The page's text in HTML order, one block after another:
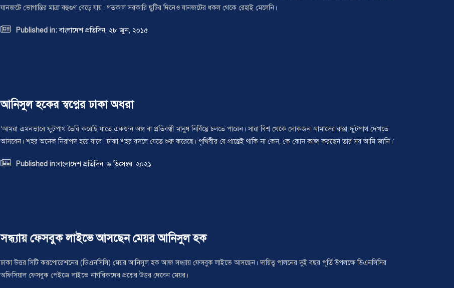
যানজটে ভোগান্তির মাত্রা বহুগুণ বেড়ে যায়। গতকাল সরকারি ছুটির দিনেও যানজটের ধকল থেকে রেহাই মেলেনি।
 Published in:বাংলাদেশ প্রতিদিন, ২৮ জুন, ২০১৫
আনিসুল হকের স্বপ্নের ঢাকা অধরা
‘আমরা এমনভাবে ফুটপাথ তৈরি করেছি যাতে একজন অন্ধ বা প্রতিবন্ধী মানুষ নির্বিঘ্নে চলতে পারেন। সারা বিশ্ব থেকে লোকজন আমাদের রাস্তা-ফুটপাথ দেখতে
আসবেন। শহর অনেক নিরাপদ হয়ে যাবে। ঢাকা শহর বদলে যেতে শুরু করেছে। পৃথিবীর যে প্রান্তেই থাকি না কেন, কে কোন কাজ করছেন তার সব আমি জানি।’
 Published in:বাংলাদেশ প্রতিদিন, ৬ ডিসেম্বর, ২০২১
সন্ধ্যায় ফেসবুক লাইভে আসছেন মেয়র আনিসুল হক
ঢাকা উত্তর সিটি করপোরেশনের (ডিএনসিসি) মেয়র আনিসুল হক আজ সন্ধ্যায় ফেসবুক লাইভে আসছেন। দায়িত্ব পালনের দুই বছর পূর্তি উপলক্ষে ডিএনসিসির
অফিসিয়াল ফেসবুক পেইজে লাইভে নাগরিকদের প্রশ্নের উত্তর দেবেন মেয়র।